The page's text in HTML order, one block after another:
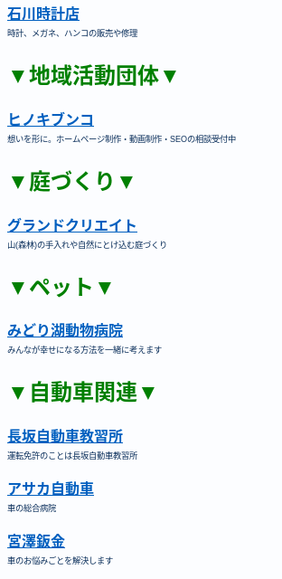
石川時計店
時計、メガネ、ハンコの販売や修理
▼地域活動団体▼
ヒノキブンコ
想いを形に。ホームページ制作・動画制作・SEOの相談受付中
▼庭づくり▼
グランドクリエイト
山(森林)の手入れや自然にとけ込む庭づくり
▼ペット▼
みどり湖動物病院
みんなが幸せになる方法を一緒に考えます
▼自動車関連▼
長坂自動車教習所
運転免許のことは長坂自動車教習所
アサカ自動車
車の総合病院
宮澤鈑金
車のお悩みごとを解決します